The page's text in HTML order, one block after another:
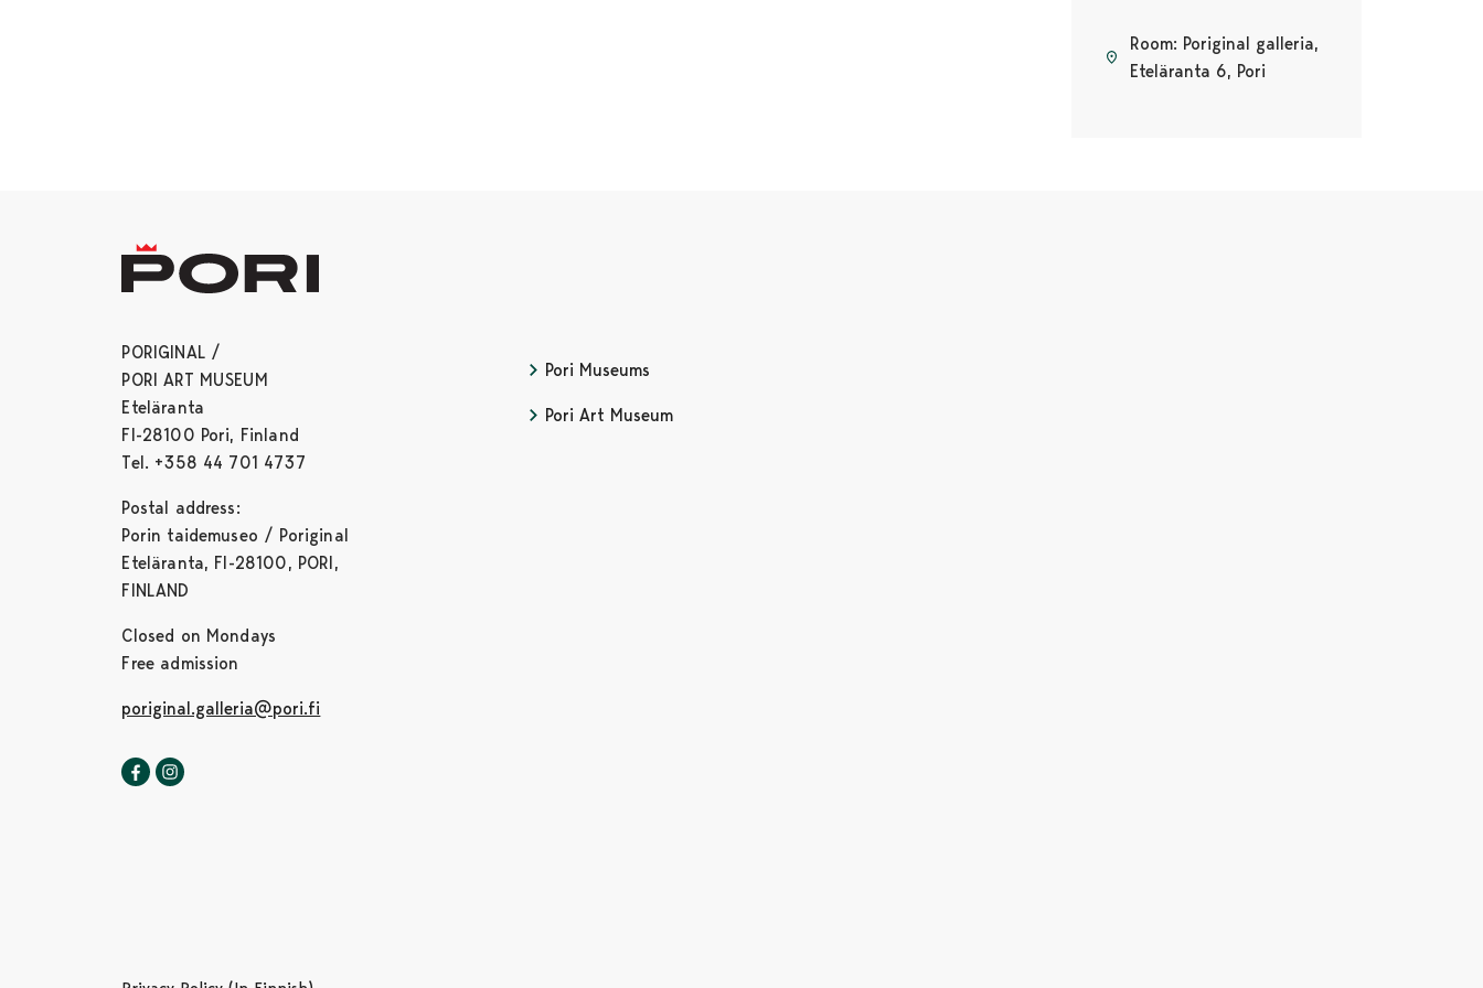
Room: Poriginal galleria,
Eteläranta 6, Pori
PORIGINAL /
PORI ART MUSEUM
Eteläranta
FI-28100 Pori, Finland
Tel. +358 44 701 4737
Postal address:
Porin taidemuseo / Poriginal
Eteläranta, FI-28100, PORI,
FINLAND
Closed on Mondays
Free admission
poriginal.galleria@pori.fi
Poriginal-gallery in Facebook
Opens in a new tab
Pori Museums
Pori Art Museum